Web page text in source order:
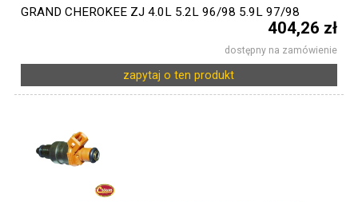
GRAND CHEROKEE ZJ 4.0L 5.2L 96/98 5.9L 97/98
404,26 zł
dostępny na zamówienie
zapytaj o ten produkt